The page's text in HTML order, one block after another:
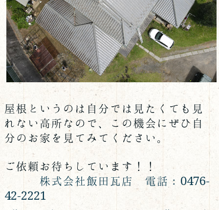
屋根というのは自分では見たくても見
れない高所なので、この機会にぜひ自
分のお家を見てみてください。
ご依頼お待ちしています！！
株式会社飯田瓦店 電話：0476-
42-2221